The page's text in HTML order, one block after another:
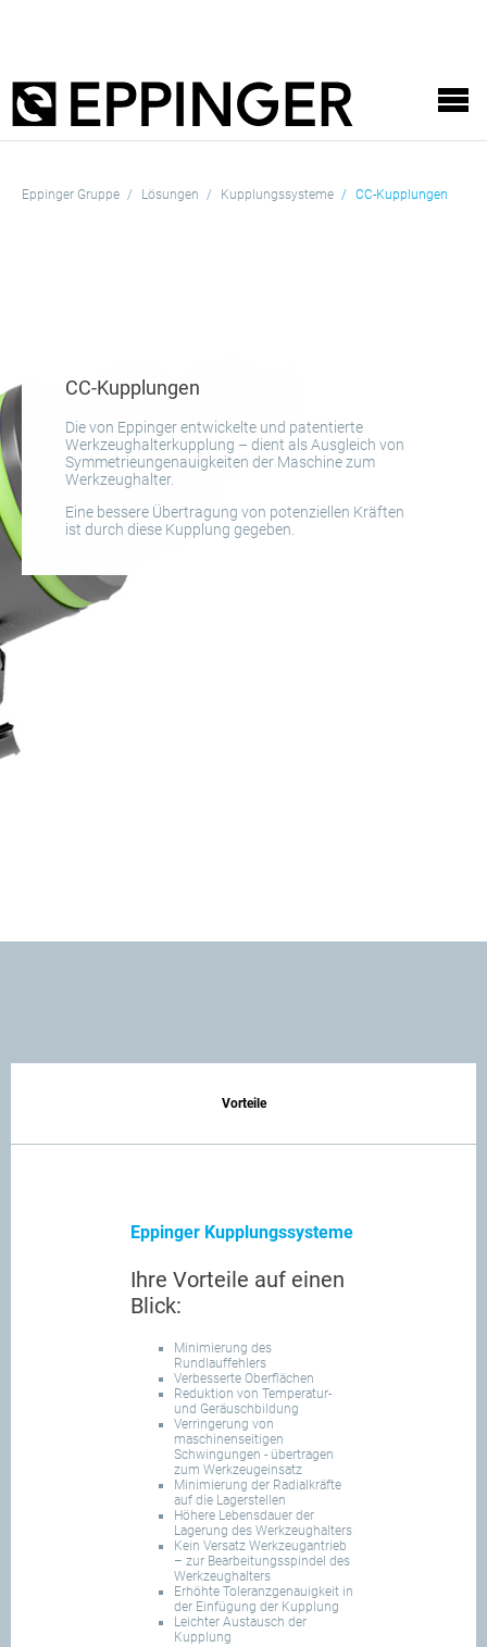
Eppinger Gruppe Lösungen Kupplungssysteme CC-Kupplungen
CC-Kupplungen
Die von Eppinger entwickelte und patentierte
Werkzeughalterkupplung – dient als Ausgleich von
Symmetrieungenauigkeiten der Maschine zum
Werkzeughalter.
Eine bessere Übertragung von potenziellen Kräften
ist durch diese Kupplung gegeben.
Vorteile
Eppinger Kupplungssysteme
Ihre Vorteile auf einen
Blick:
Minimierung des
Rundlauffehlers
Verbesserte Oberflächen
Reduktion von Temperatur-
und Geräuschbildung
Verringerung von
maschinenseitigen
Schwingungen - übertragen
zum Werkzeugeinsatz
Minimierung der Radialkräfte
auf die Lagerstellen
Höhere Lebensdauer der
Lagerung des Werkzeughalters
Kein Versatz Werkzeugantrieb
– zur Bearbeitungsspindel des
Werkzeughalters
Erhöhte Toleranzgenauigkeit in
der Einfügung der Kupplung
Leichter Austausch der
Kupplung